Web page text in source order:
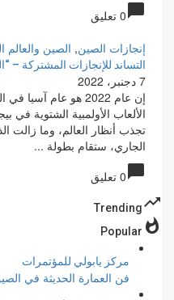
chat_bubble 0 تعليق
إنجازات الصين, الصين والعالم
التساند للإنجازات المشتركة –
7 دجنبر، 2022
إن عام 2022 هو عام
الألعاب الأولمبية الشتوية في
تجذب أنظار العالم، وما زالت
الجاري، ستقام بطولة ...
chat_bubble 0 تعليق
trending_up
Trending
whatshot
Popular
مركز يابولي للمؤتمرات
فن العمارة الحديثة في